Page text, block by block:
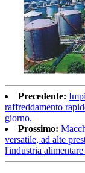
Precedente:
raffreddamento
giorno.
Prossimo:
versatile, ad alte
l'industria alimentare